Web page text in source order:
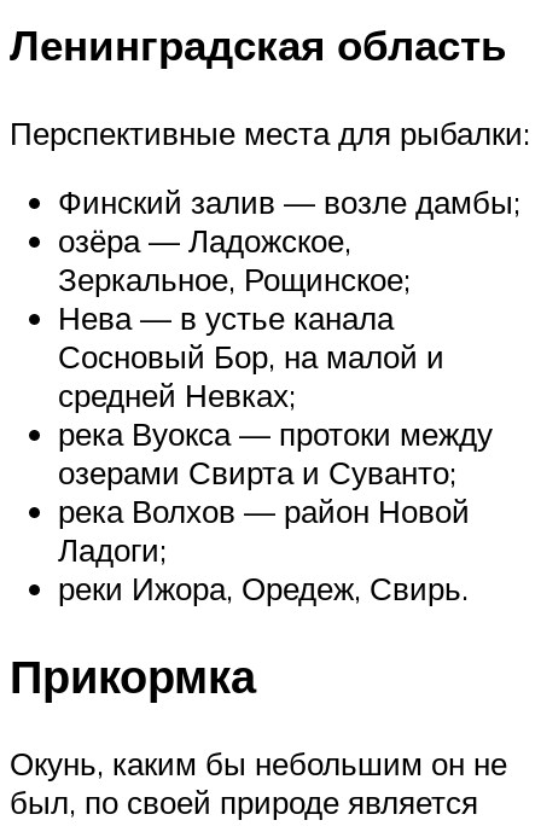
Ленинградская область
Перспективные места для рыбалки:
Финский залив — возле дамбы;
озёра — Ладожское,
Зеркальное, Рощинское;
Нева — в устье канала
Сосновый Бор, на малой и
средней Невках;
река Вуокса — протоки между
озерами Свирта и Суванто;
река Волхов — район Новой
Ладоги;
реки Ижора, Оредеж, Свирь.
Прикормка
Окунь, каким бы небольшим он не
был, по своей природе является